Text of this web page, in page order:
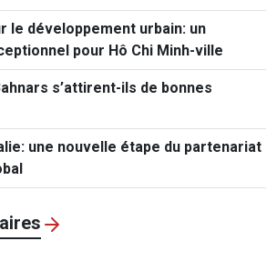
le développement urbain: un
pour Hô Chi Minh-ville
s’attirent-ils de bonnes
une nouvelle étape du partenariat